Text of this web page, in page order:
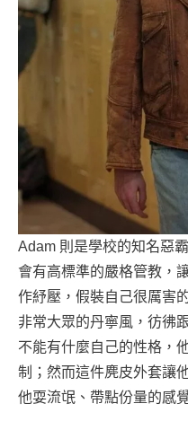
Adam 則是學校的知名惡
會有高標準的嚴格管教，
作紓壓，假裝自己很厲害
非常大眾的丹寧風，彷彿
不能有什麼自己的性格，
制；然而這件麂皮外套讓
他耍流氓、帶點份量的感